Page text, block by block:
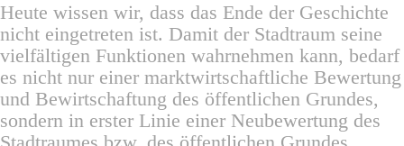
Heute wissen wir, dass das Ende der Geschichte
nicht eingetreten ist. Damit der Stadtraum seine
vielfältigen Funktionen wahrnehmen kann, bedarf
es nicht nur einer marktwirtschaftliche Bewertung
und Bewirtschaftung des öffentlichen Grundes,
sondern in erster Linie einer Neubewertung des